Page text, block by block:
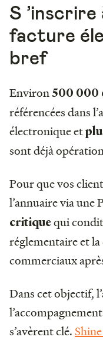
S ’inscrire
facture
bref
Environ500 000
référencées dans
électronique et
sont déjà
Pour que vos
l’annuaire via une
critiquequi
réglementaire et
commerciaux
Dans cet objectif,
s’avèrent clé.